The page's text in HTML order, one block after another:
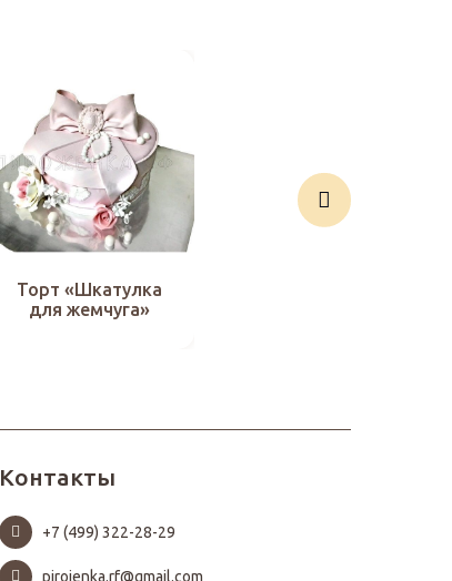
Торт «Шкатулка
для жемчуга»
Контакты
+7 (499) 322-28-29
pirojenka.rf@gmail.com